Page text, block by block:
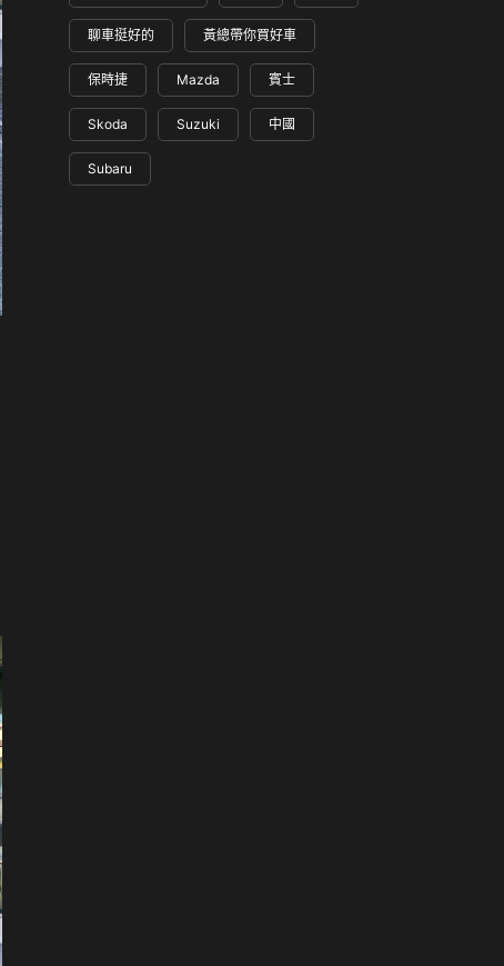
聊車挺好的 黃總帶你買好車
保時捷 Mazda 賓士
Skoda Suzuki 中國
Subaru